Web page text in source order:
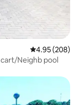
औसत रेटिंग 5 में से
4.95 (208)
cart/Neighb pool